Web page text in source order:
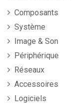
Composants
Système
Image & Son
Périphérique
Réseaux
Accessoires
Logiciels